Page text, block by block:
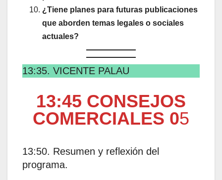
¿Tiene planes para futuras publicaciones
que aborden temas legales o sociales
actuales?
13:35. VICENTE PALAU
13:45 CONSEJOS
COMERCIALES 05
13:50. Resumen y reflexión del
programa.